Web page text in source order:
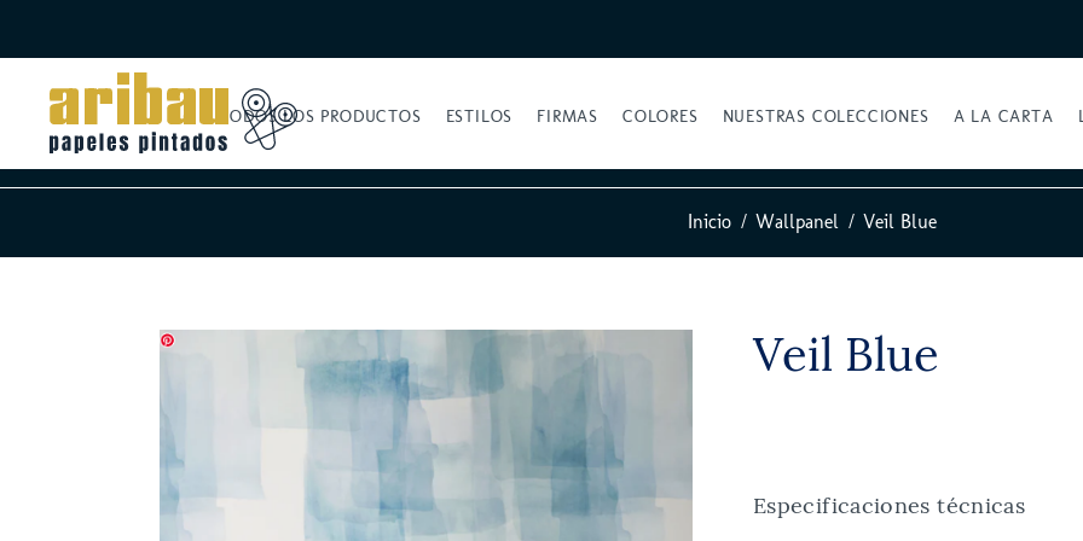
TODOS LOS PRODUCTOS ESTILOS FIRMAS COLORES NUESTRAS COLECCIONES A LA CARTA
Inicio Wallpanel Veil Blue
Veil Blue
Especificaciones técnicas